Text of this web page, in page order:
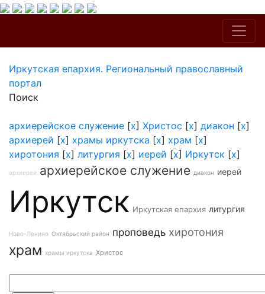
Иркутская епархия. Региональный православный
портал
Поиск
архиерейское служение [x] Христос [x] диакон [x]
архиерей [x] храмы иркутска [x] храм [x]
хиротония [x] литургия [x] иерей [x] Иркутск [x]
архиерей архиерейское служение диакон иерей
Иркутск Иркутская епархия литургия
Ново-Ленино Октябрьский район проповедь хиротония
храм храмы иркутска Христос